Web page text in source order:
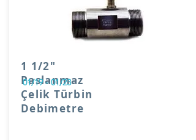
1 1/2"
Paslanmaz
Çelik Türbin
Debimetre
01/19 - 01/23